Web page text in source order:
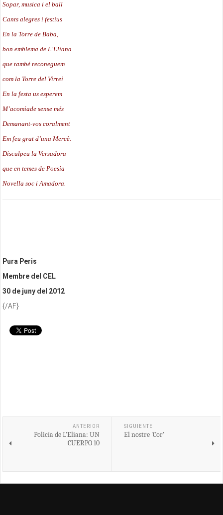
Sopar, musica i el ball
Cants alegres i festius
En la Torre de Baba,
bon emblema de L’Eliana
que també reconeguem
com la Torre del Virrei
En la festa us esperem
M’acomiade sense més
Demanant-vos coralment
Em feu grat d’una Mercè.
Disculpeu la Versadora
que en temes de Poesia
Novella soc i Amadora.
Pura Peris
Membre del CEL
30 de juny del 2012
{/AF}
ANTERIOR
Policía de L'Eliana: UN
CUERPO 10
SIGUIENTE
El nostre 'Cor'